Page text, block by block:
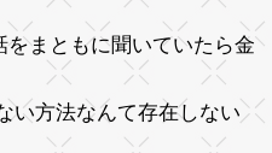
まともに聞いていたら金
い方法なんて存在しない